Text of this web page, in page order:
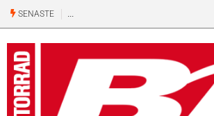
SENASTE